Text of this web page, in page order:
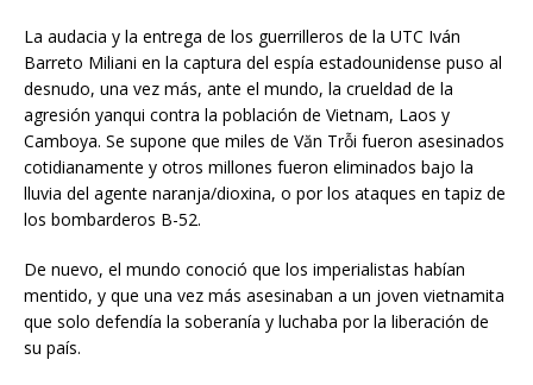
La audacia y la entrega de los guerrilleros de la UTC Iván
Barreto Miliani en la captura del espía estadounidense puso al
desnudo, una vez más, ante el mundo, la crueldad de la
agresión yanqui contra la población de Vietnam, Laos y
Camboya. Se supone que miles de Văn Trỗi fueron asesinados
cotidianamente y otros millones fueron eliminados bajo la
lluvia del agente naranja/dioxina, o por los ataques en tapiz de
los bombarderos B-52.
De nuevo, el mundo conoció que los imperialistas habían
mentido, y que una vez más asesinaban a un joven vietnamita
que solo defendía la soberanía y luchaba por la liberación de
su país.